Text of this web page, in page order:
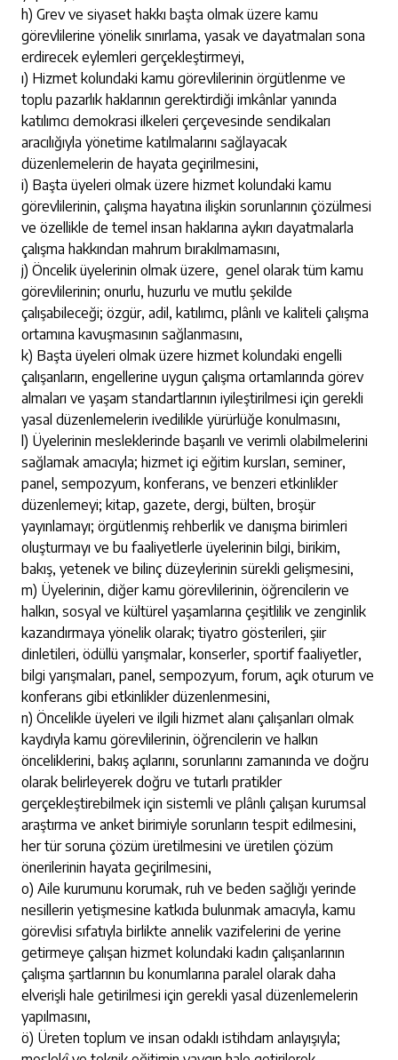
h) Grev ve siyaset hakkı başta olmak üzere kamu
görevlilerine yönelik sınırlama, yasak ve dayatmaları sona
erdirecek eylemleri gerçekleştirmeyi,
ı) Hizmet kolundaki kamu görevlilerinin örgütlenme ve
toplu pazarlık haklarının gerektirdiği imkânlar yanında
katılımcı demokrasi ilkeleri çerçevesinde sendikaları
aracılığıyla yönetime katılmalarını sağlayacak
düzenlemelerin de hayata geçirilmesini,
i) Başta üyeleri olmak üzere hizmet kolundaki kamu
görevlilerinin, çalışma hayatına ilişkin sorunlarının çözülmesi
ve özellikle de temel insan haklarına aykırı dayatmalarla
çalışma hakkından mahrum bırakılmamasını,
j) Öncelik üyelerinin olmak üzere, genel olarak tüm kamu
görevlilerinin; onurlu, huzurlu ve mutlu şekilde
çalışabileceği; özgür, adil, katılımcı, plânlı ve kaliteli çalışma
ortamına kavuşmasının sağlanmasını,
k) Başta üyeleri olmak üzere hizmet kolundaki engelli
çalışanların, engellerine uygun çalışma ortamlarında görev
almaları ve yaşam standartlarının iyileştirilmesi için gerekli
yasal düzenlemelerin ivedilikle yürürlüğe konulmasını,
l) Üyelerinin mesleklerinde başarılı ve verimli olabilmelerini
sağlamak amacıyla; hizmet içi eğitim kursları, seminer,
panel, sempozyum, konferans, ve benzeri etkinlikler
düzenlemeyi; kitap, gazete, dergi, bülten, broşür
yayınlamayı; örgütlenmiş rehberlik ve danışma birimleri
oluşturmayı ve bu faaliyetlerle üyelerinin bilgi, birikim,
bakış, yetenek ve bilinç düzeylerinin sürekli gelişmesini,
m) Üyelerinin, diğer kamu görevlilerinin, öğrencilerin ve
halkın, sosyal ve kültürel yaşamlarına çeşitlilik ve zenginlik
kazandırmaya yönelik olarak; tiyatro gösterileri, şiir
dinletileri, ödüllü yarışmalar, konserler, sportif faaliyetler,
bilgi yarışmaları, panel, sempozyum, forum, açık oturum ve
konferans gibi etkinlikler düzenlenmesini,
n) Öncelikle üyeleri ve ilgili hizmet alanı çalışanları olmak
kaydıyla kamu görevlilerinin, öğrencilerin ve halkın
önceliklerini, bakış açılarını, sorunlarını zamanında ve doğru
olarak belirleyerek doğru ve tutarlı pratikler
gerçekleştirebilmek için sistemli ve plânlı çalışan kurumsal
araştırma ve anket birimiyle sorunların tespit edilmesini,
her tür soruna çözüm üretilmesini ve üretilen çözüm
önerilerinin hayata geçirilmesini,
o) Aile kurumunu korumak, ruh ve beden sağlığı yerinde
nesillerin yetişmesine katkıda bulunmak amacıyla, kamu
görevlisi sıfatıyla birlikte annelik vazifelerini de yerine
getirmeye çalışan hizmet kolundaki kadın çalışanlarının
çalışma şartlarının bu konumlarına paralel olarak daha
elverişli hale getirilmesi için gerekli yasal düzenlemelerin
yapılmasını,
ö) Üreten toplum ve insan odaklı istihdam anlayışıyla;